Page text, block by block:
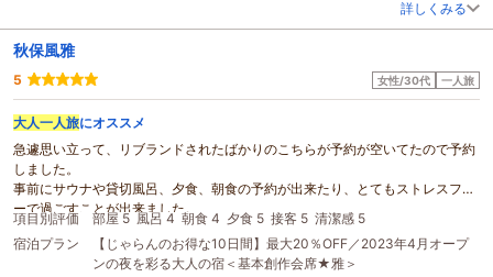
次回は家族でまた来ます。
詳しくみる
秋保風雅
5 女性/30代 一人旅
大人一人旅にオススメ
急遽思い立って、リブランドされたばかりのこちらが予約が空いてたので予約
しました。
事前にサウナや貸切風呂、夕食、朝食の予約が出来たり、とてもストレスフリ
ーで過ごすことが出来ました。
夕食はお酒とのペアリングがしやすく、量も多くないので、お酒と一緒に食事
がしたい方には大変おすすめです。その後のバーラウンジでの〆パフェもとて
も美味しかったです。
項目別評価 部屋 5 風呂 4 朝食 4 夕食 5 接客 5 清潔感 5
宿泊プラン
【じゃらんのお得な10日間】最大20％OFF／2023年4月オープ
ンの夜を彩る大人の宿＜基本創作会席★雅＞